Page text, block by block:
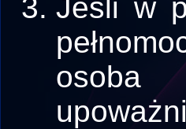
Jeśli w
osoba